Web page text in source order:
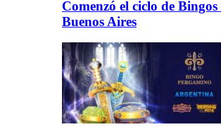
Comenzó el ciclo de
Buenos Aires